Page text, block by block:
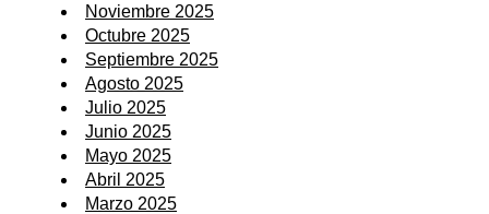
Noviembre 2025
Octubre 2025
Septiembre 2025
Agosto 2025
Julio 2025
Junio 2025
Mayo 2025
Abril 2025
Marzo 2025